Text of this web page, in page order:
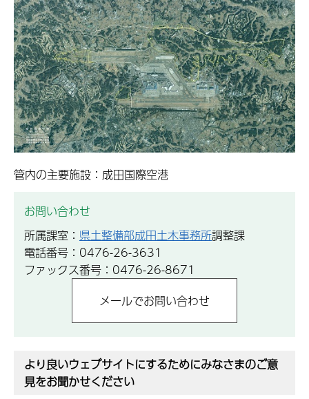
管内の主要施設：成田国際空港
お問い合わせ
所属課室： 県土整備部成田土木事務所調整課
電話番号：0476-26-3631
ファックス番号：0476-26-8671
より良いウェブサイトにするためにみなさまのご意
見をお聞かせください